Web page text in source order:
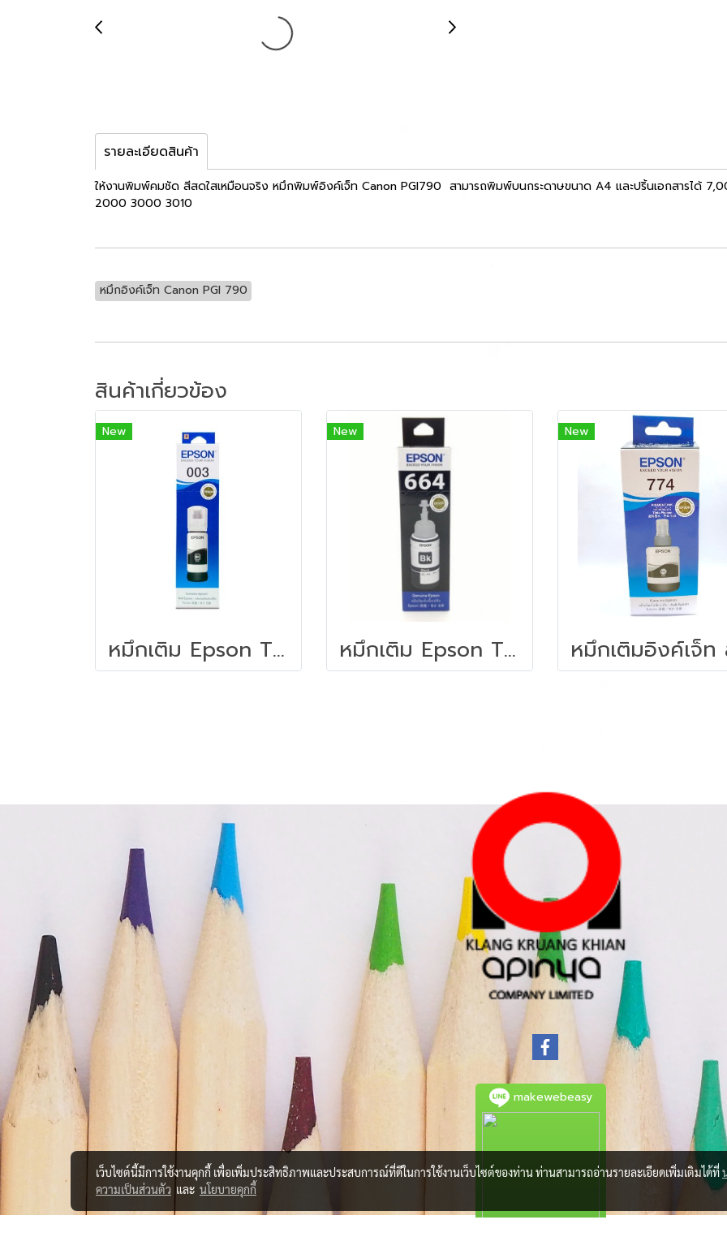
รายละเอียดสินค้า
ให้งานพิมพ์คมชัด สีสดใสเหมือนจริง หมึกพิมพ์อิงค์เจ็ท Canon PGI790 สามารถพิมพ์บนกระดาษขนาด A4 และปริ้นเอกสารได้
2000 3000 3010
หมึกอิงค์เจ็ท Canon PGI 790
สินค้าเกี่ยวข้อง
New
หมึกเติม Epson T00V100 003
New
หมึกเติม Epson T00V300
New
makewebeasy
เว็บไซต์นี้มีการใช้งานคุกกี้ เพื่อเพิ่มประสิทธิภาพและประสบการณ์ที่ดีในการใช้งานเว็บไซต์ของท่าน ท่านสามารถอ่านรายละเอียดเพิ่มเติมได้ที่
ความเป็นส่วนตัว และ นโยบายคุกกี้